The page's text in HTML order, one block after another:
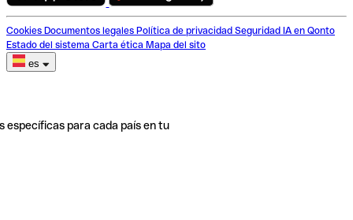
Cookies Documentos legales Política de privacidad Seguridad IA en Qonto
Estado del sistema Carta ética Mapa del sito
es
específicas para cada país en tu